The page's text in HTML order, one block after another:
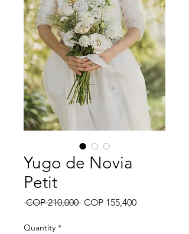
Yugo de Novia
Petit
COP 210,000 Regular
COP 155,400Sale
Quantity *